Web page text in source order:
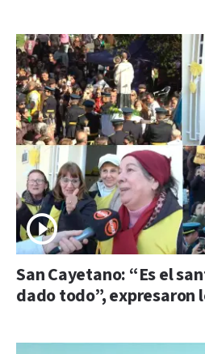
San Cayetano: “Es el
dado todo”, expresaron